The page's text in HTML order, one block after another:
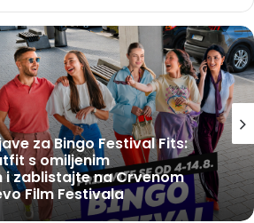
za Bingo Festival Fits:
s omiljenim
i zablistajte na Crvenom
Film Festivala